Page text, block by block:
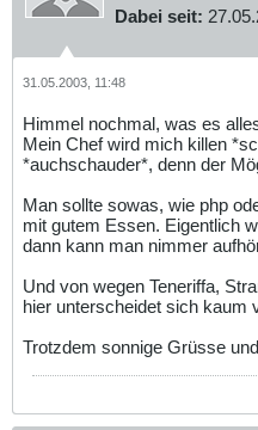
Dabei seit:
31.05.2003, 11:48
Himmel nochmal, was es
Mein Chef wird mich killen
*auchschauder*, denn der
Man sollte sowas, wie php
mit gutem Essen. Eigentlich
dann kann man nimmer
Und von wegen Teneriffa,
hier unterscheidet sich kaum
Trotzdem sonnige Grüsse